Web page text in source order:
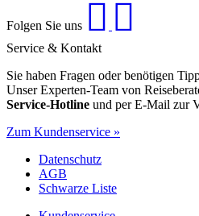
Folgen Sie uns
Service & Kontakt
Sie haben Fragen oder benötigen
Unser Experten-Team von
Service-Hotline und per E-Mail zur
Zum Kundenservice »
Datenschutz
AGB
Schwarze Liste